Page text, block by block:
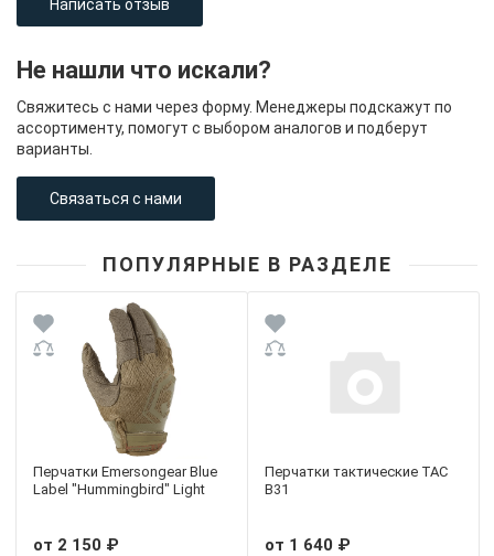
Написать отзыв
Не нашли что искали?
Свяжитесь с нами через форму. Менеджеры подскажут по
ассортименту, помогут с выбором аналогов и подберут
варианты.
Связаться с нами
ПОПУЛЯРНЫЕ В РАЗДЕЛЕ
Перчатки Emersongear Blue
Label "Hummingbird" Light
от 2 150 ₽
Перчатки тактические TAC
B31
от 1 640 ₽